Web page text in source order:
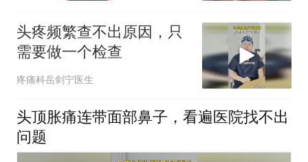
头疼频繁查不出原因，只
需要做一个检查
疼痛科岳剑宁医生
头顶胀痛连带面部鼻子，看遍医院找不出
问题